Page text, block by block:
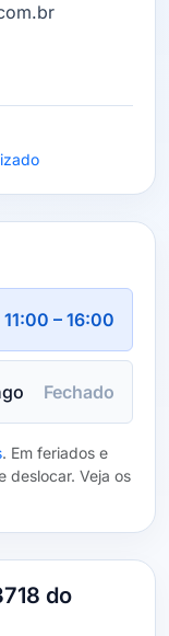
11:00 – 16:00
Fechado
. Em feriados e
deslocar. Veja os
do